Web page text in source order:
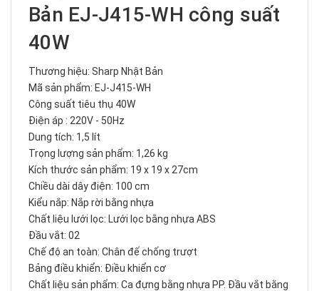
Bản EJ-J415-WH công suất
40W
Thương hiệu: Sharp Nhật Bản
Mã sản phẩm: EJ-J415-WH
Công suất tiêu thụ 40W
Điện áp : 220V - 50Hz
Dung tích: 1,5 lít
Trọng lượng sản phẩm: 1,26 kg
Kích thước sản phẩm: 19 x 19 x 27cm
Chiều dài dây điện: 100 cm
Kiểu nắp: Nắp rời bằng nhựa
Chất liệu lưới lọc: Lưới lọc bằng nhựa ABS
Đầu vắt: 02
Chế độ an toàn: Chân đế chống trượt
Bảng điều khiển: Điều khiển cơ
Chất liệu sản phẩm: Ca đựng bằng nhựa PP. Đầu vắt bằng